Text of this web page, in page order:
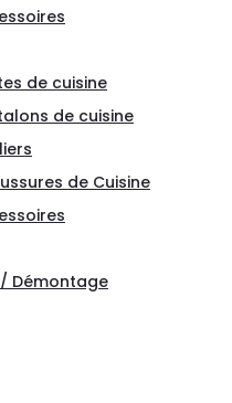
de cuisine
de cuisine
de Cuisine
Démontage